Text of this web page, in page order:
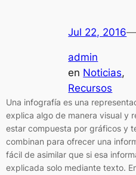
Jul 22, 2016—
admin
en Noticias
Recursos
Una infografía es una
explica algo de manera visual y
estar compuesta por gráficos y
combinan para ofrecer una
fácil de asimilar que si esa
explicada solo mediante texto.